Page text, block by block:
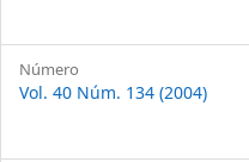
Número
Vol. 40 Núm. 134 (2004)